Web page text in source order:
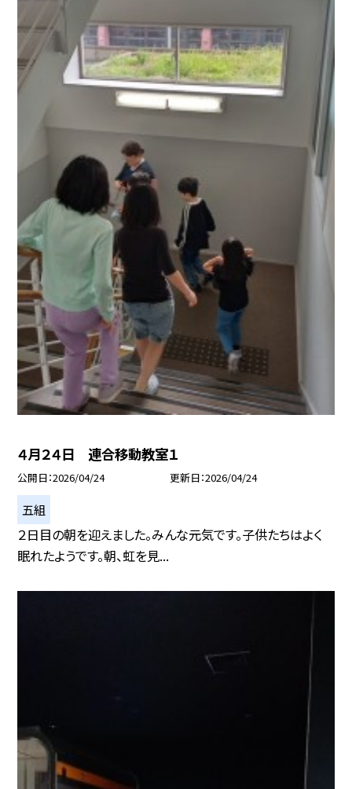
４月２４日 連合移動教室１
公開日 2026/04/24 更新日 2026/04/24
五組
２日目の朝を迎えました。みんな元気です。子供たちはよく
眠れたようです。朝、虹を見...